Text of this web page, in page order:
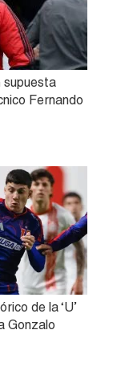
supuesta
Fernando
de la ‘U’
Gonzalo